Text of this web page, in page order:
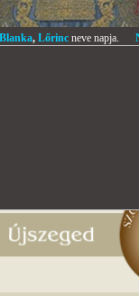
Blanka, Lőrincneve napja.